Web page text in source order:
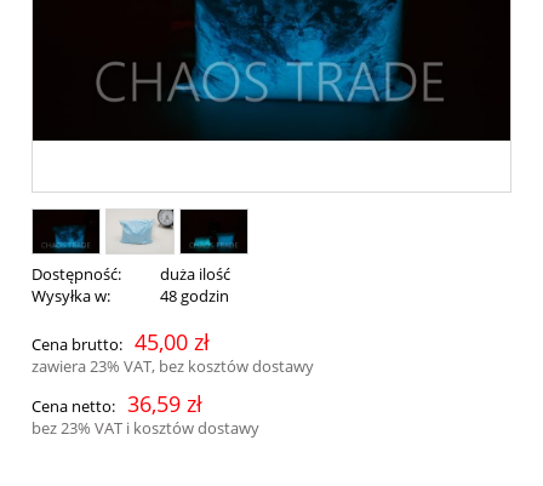
Dostępność:
duża ilość
Wysyłka w:
48 godzin
Cena brutto: 45,00 zł
zawiera 23% VAT, bez kosztów dostawy
Cena netto: 36,59 zł
bez 23% VAT i kosztów dostawy